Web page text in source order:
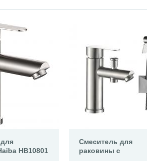
HB10801
Смеситель для
раковины с